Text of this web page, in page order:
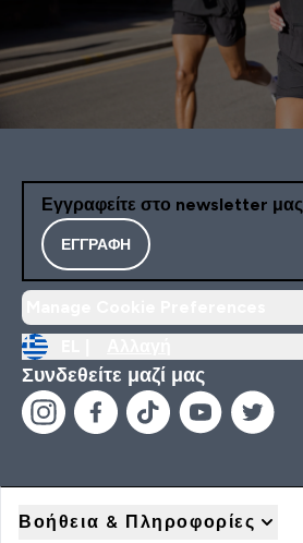
Εγγραφείτε στο newsletter μας
ΕΓΓΡΑΦΉ
Συνδεθείτε μαζί μας
Βοήθεια & Πληροφορίες